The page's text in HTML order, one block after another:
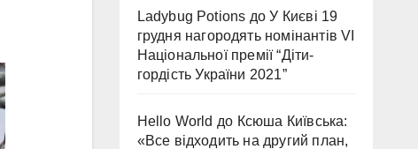
Ladybug Potions доУ Києві 19
грудня нагородять номінантів VI
Національної премії “Діти-
гордість України 2021”
Hello World до Ксюша Київська:
«Все відходить на другий план,